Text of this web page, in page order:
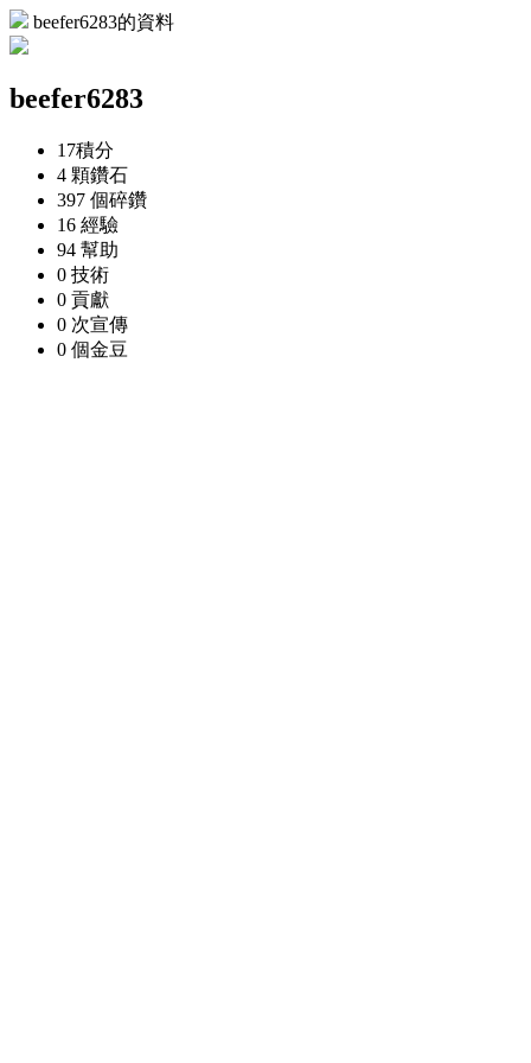
beefer6283的資料
beefer6283
17積分
4 顆鑽石
397 個碎鑽
16 經驗
94 幫助
0 技術
0 貢獻
0 次宣傳
0 個金豆